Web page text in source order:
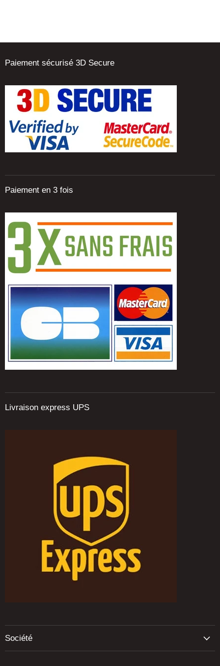
Paiement sécurisé 3D Secure
Paiement en 3 fois
Livraison express UPS
Société